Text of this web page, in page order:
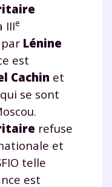
IIIe
Lénine
est
Cachin et
qui se sont
refuse
et
telle
est